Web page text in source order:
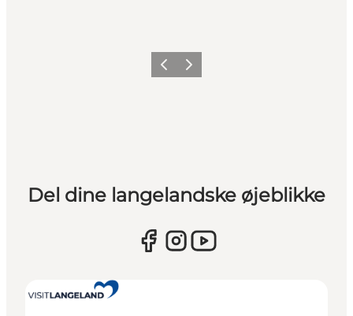
ForrigeNæste
Del dine langelandske øjeblikke